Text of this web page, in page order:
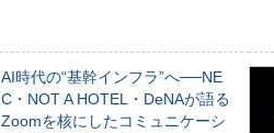
AI時代の“基幹インフラ”へ──NE
C・NOT A HOTEL・DeNAが語る
Zoomを核にしたコミュニケーシ